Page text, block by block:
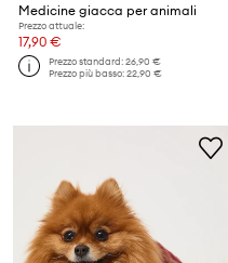
Medicine giacca per animali
Prezzo attuale:
17,90 €
Prezzo standard:26,90 €
Prezzo più basso:22,90 €